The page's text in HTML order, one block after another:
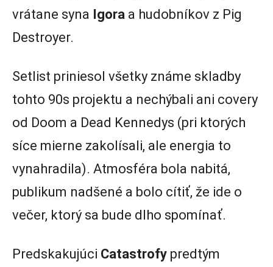
vrátane syna Igora a hudobníkov z Pig
Destroyer.
Setlist priniesol všetky známe skladby
tohto 90s projektu a nechýbali ani covery
od Doom a Dead Kennedys (pri ktorých
síce mierne zakolísali, ale energia to
vynahradila). Atmosféra bola nabitá,
publikum nadšené a bolo cítiť, že ide o
večer, ktorý sa bude dlho spomínať.
Predskakujúci Catastrofy predtým